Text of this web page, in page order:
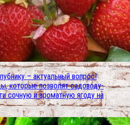
– актуальный вопрос!
которые позволят садоводу-
сочную и ароматную ягоду на